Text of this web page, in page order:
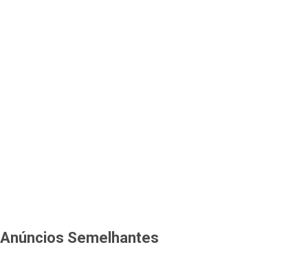
Anúncios Semelhantes